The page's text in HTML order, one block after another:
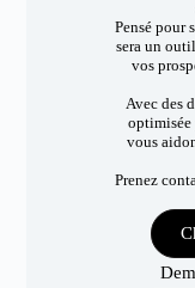
Pensé pour
sera un
vos
Avec des
optimisée
vous
Prenez